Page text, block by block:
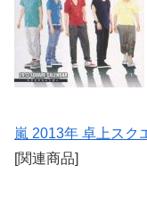
嵐 2013年 卓上スク
[関連商品]